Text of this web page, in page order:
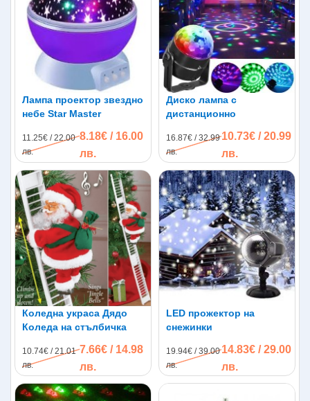
Лампа проектор звездно
небе Star Master
11.25€ / 22.00
лв.
8.18€ / 16.00
лв.
Диско лампа с
дистанционно
16.87€ / 32.99
лв.
10.73€ / 20.99
лв.
Коледна украса Дядо
Коледа на стълбичка
10.74€ / 21.01
лв.
7.66€ / 14.98
лв.
LED прожектор на
снежинки
19.94€ / 39.00
лв.
14.83€ / 29.00
лв.